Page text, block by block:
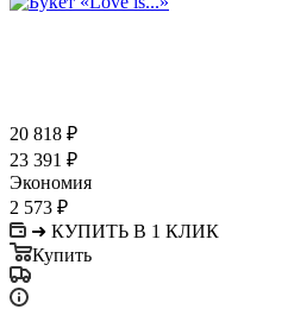
20 818 ₽
23 391 ₽
Экономия
2 573 ₽
➜ КУПИТЬ В 1 КЛИК
Купить